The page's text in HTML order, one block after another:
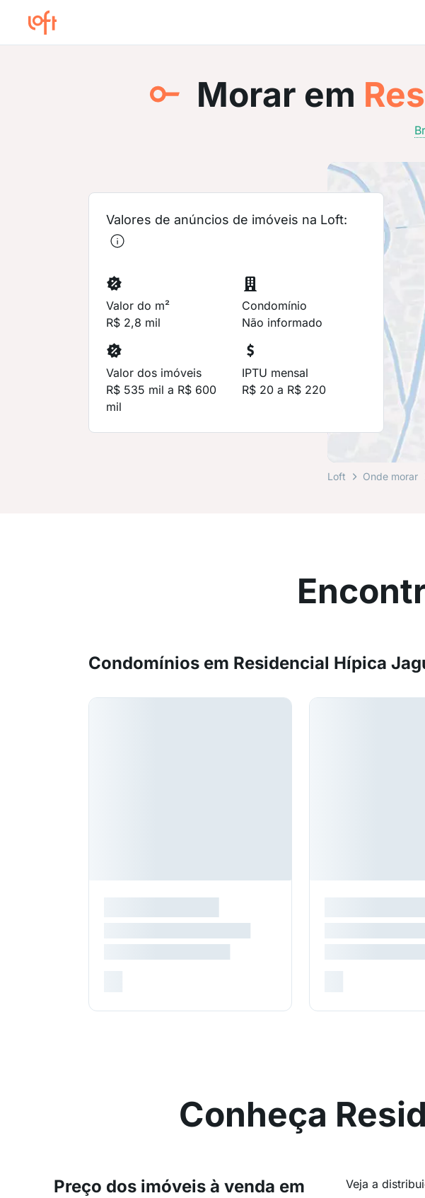
Morar em
Loft Onde morar
Valores de anúncios de imóveis na Loft:
Valor do m²
R$ 2,8 mil
Condomínio
Não informado
Valor dos imóveis
R$ 535 mil a R$ 600
mil
IPTU mensal
R$ 20 a R$ 220
Condomínios em Residencial Hípica
Conheça
Preço dos imóveis à venda em
Veja a